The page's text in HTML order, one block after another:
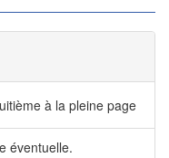
à la pleine page
éventuelle.